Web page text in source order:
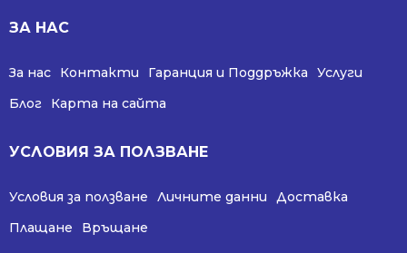
ЗА НАС
За нас Контакти Гаранция и Поддръжка
Услуги
Блог
Карта на сайта
УСЛОВИЯ ЗА ПОЛЗВАНЕ
Условия за ползване Личните данни
Доставка
Плащане
Връщане